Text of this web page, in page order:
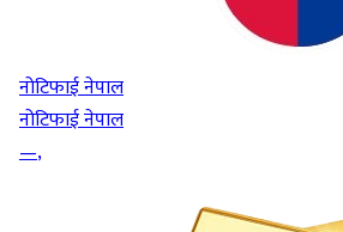
नोटिफाई नेपाल
नोटिफाई नेपाल
—,